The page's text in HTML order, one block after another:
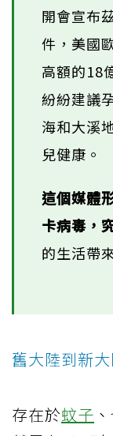
開會宣布
件，美國
高額的18
紛紛建議
海和大溪
兒健康。
這個媒體
卡病毒，
的生活帶
舊大陸到新
存在於蚊子